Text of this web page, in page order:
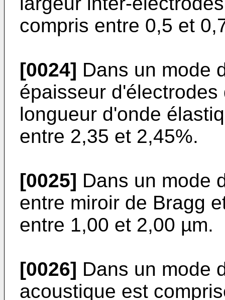
compris entre 0,5 et
[0024] Dans un mode
épaisseur
longueur d'onde
entre 2,35 et 2,45%.
[0025] Dans un mode
entre miroir de Bragg
entre 1,00 et 2,00 µm.
[0026] Dans un mode
acoustique est